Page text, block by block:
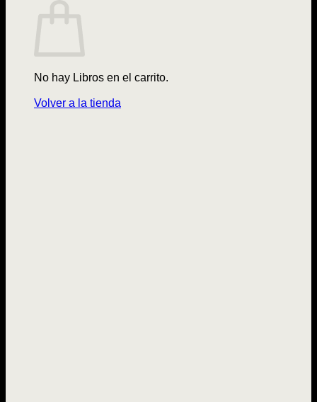
No hay Libros en el carrito.
Volver a la tienda